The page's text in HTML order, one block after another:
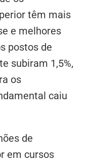
têm mais
e melhores
postos de
subiram 1,5%,
os
caiu
de
em cursos